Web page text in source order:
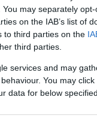
may separately
on the IAB’s list of
to third parties on the
third parties.
services and may
You may
data for below
in